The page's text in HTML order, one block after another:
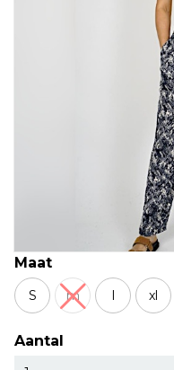
Maat
S m l xl
Aantal